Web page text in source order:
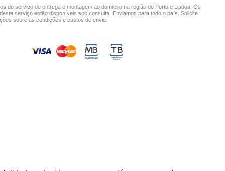
do serviço de entrega e montagem ao domicilio na região do Porto e Lisboa. Os
serviço estão disponíveis sob consulta. Enviamos para todo o país. Solicite
sobre as condições e custos de envio.